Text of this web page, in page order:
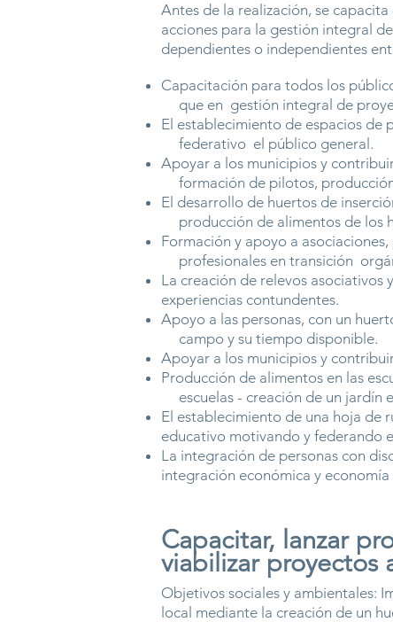
Antes de la realización, se
acciones para la gestión integral
dependientes o independientes
Capacitación para todos los
que en gestión integral de
El establecimiento de espacios
federativo el público general.
Apoyar a los municipios y
formación de pilotos,
El desarrollo de huertos de
producción de alimentos de los
Formación y apoyo a
profesionales en transición
La creación de relevos
experiencias contundentes.
Apoyo a las personas, con un
campo y su tiempo disponible.
Apoyar a los municipios y
Producción de alimentos en las
escuelas - creación de un jardín
El establecimiento de una hoja de
educativo motivando y federando
La integración de personas con
integración económica y economía
Capacitar, lanzar
viabilizar proyectos
Objetivos sociales y ambientales:
local mediante la creación de un